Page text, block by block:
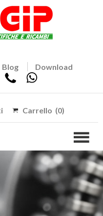
Blog
Download
Carrello (0)